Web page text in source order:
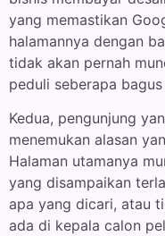
yang memastikan
halamannya dengan
tidak akan pernah
peduli seberapa
Kedua, pengunjung
menemukan alasan
Halaman utamanya
yang disampaikan
apa yang dicari, atau
ada di kepala calon